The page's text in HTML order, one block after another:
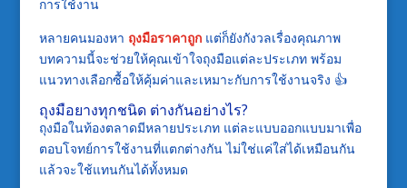
การใช้งาน
หลายคนมองหา ถุงมือราคาถูก แต่ก็ยังกังวลเรื่องคุณภาพ
บทความนี้จะช่วยให้คุณเข้าใจถุงมือแต่ละประเภท พร้อม
แนวทางเลือกซื้อให้คุ้มค่าและเหมาะกับการใช้งานจริง 👍
ถุงมือยางทุกชนิด ต่างกันอย่างไร?
ถุงมือในท้องตลาดมีหลายประเภท แต่ละแบบออกแบบมาเพื่อ
ตอบโจทย์การใช้งานที่แตกต่างกัน ไม่ใช่แค่ใส่ได้เหมือนกัน
แล้วจะใช้แทนกันได้ทั้งหมด